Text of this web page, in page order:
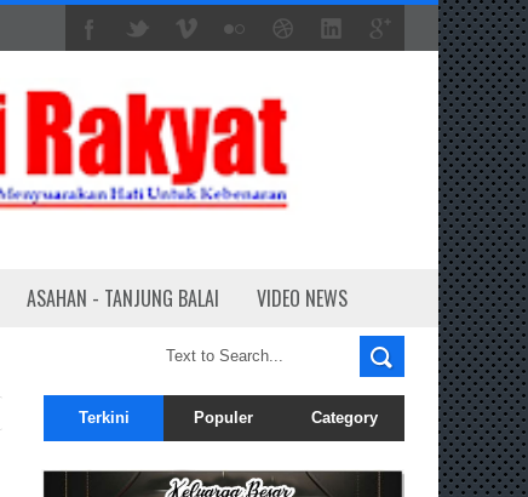
ASAHAN - TANJUNG BALAI VIDEO NEWS
Terkini Populer Category